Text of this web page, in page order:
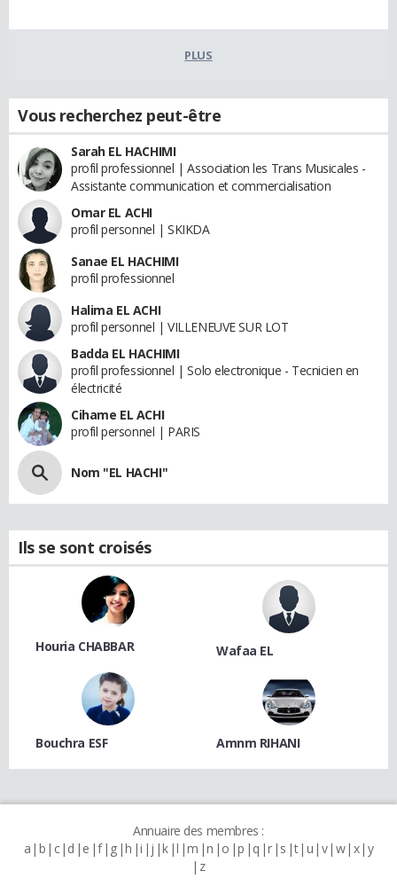
PLUS
Vous recherchez peut-être
Sarah EL HACHIMI
profil professionnel | Association les Trans Musicales -
Assistante communication et commercialisation
Omar EL ACHI
profil personnel | SKIKDA
Sanae EL HACHIMI
profil professionnel
Halima EL ACHI
profil personnel | VILLENEUVE SUR LOT
Badda EL HACHIMI
profil professionnel | Solo electronique - Tecnicien en
électricité
Cihame EL ACHI
profil personnel | PARIS
Nom "EL HACHI"
Ils se sont croisés
Houria CHABBAR Wafaa EL
Bouchra ESF Amnm RIHANI
Annuaire des membres :
a b c d e f g h i j k l m n o p q r s t u v w x y
z